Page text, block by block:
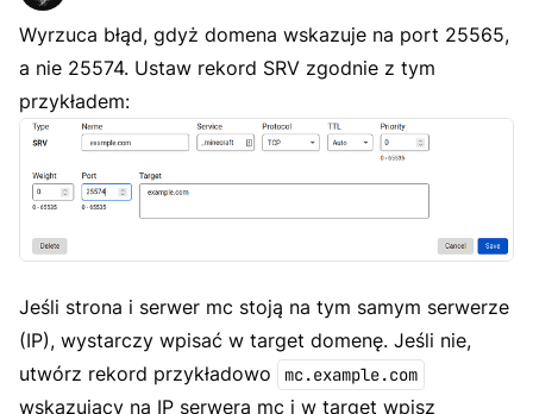
Wyrzuca błąd, gdyż domena wskazuje na port 25565,
a nie 25574. Ustaw rekord SRV zgodnie z tym
przykładem:
Jeśli strona i serwer mc stoją na tym samym serwerze
(IP), wystarczy wpisać w target domenę. Jeśli nie,
utwórz rekord przykładowo
mc.example.com
wskazujący na IP serwera mc i w target wpisz